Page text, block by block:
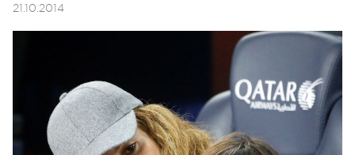
21.10.2014